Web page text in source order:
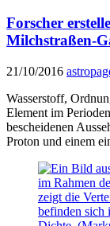
Forscher
Milchstraßen-
21/10/2016
Wasserstoff,
Element im
bescheidenen
Proton und einem